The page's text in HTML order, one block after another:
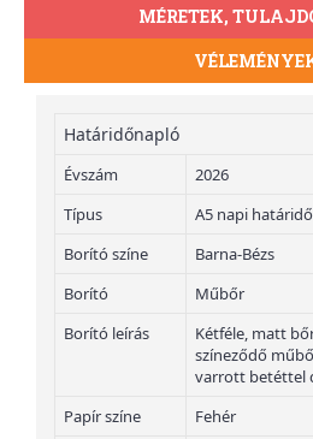
MÉRETEK,
Határidőnapló
Évszám
2026
Típus
A5 napi
Borító színe
Barna-Bézs
Borító
Műbőr
Borító leírás
Kétféle, matt
színeződő
varrott betéttel
Papír színe
Fehér